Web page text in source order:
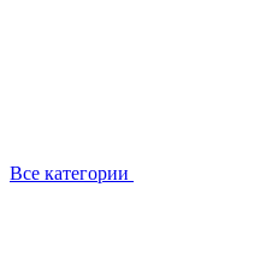
Все категории